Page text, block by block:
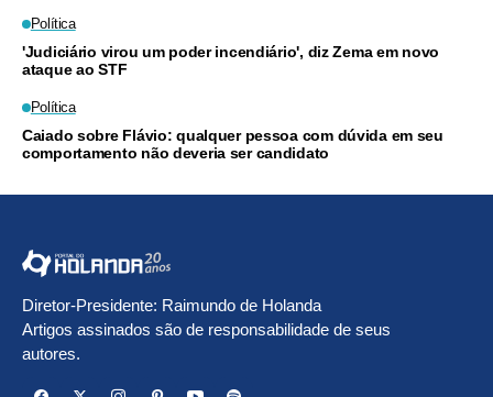
Política
'Judiciário virou um poder incendiário', diz Zema em novo
ataque ao STF
Política
Caiado sobre Flávio: qualquer pessoa com dúvida em seu
comportamento não deveria ser candidato
Diretor-Presidente: Raimundo de Holanda
Artigos assinados são de responsabilidade de seus
autores.